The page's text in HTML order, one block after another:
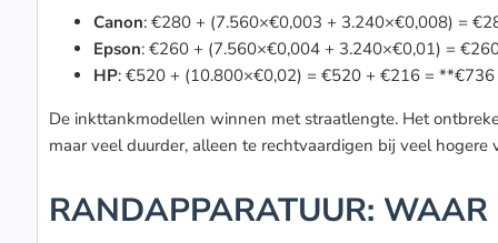
Canon: €280 + (7.560×€0,003 + 3.240×€0,008) =
Epson: €260 + (7.560×€0,004 + 3.240×€0,01) =
HP: €520 + (10.800×€0,02) = €520 + €216 =
De inkttankmodellen winnen met straatlengte. Het
maar veel duurder, alleen te rechtvaardigen bij veel
RANDAPPARATUUR: WAAR